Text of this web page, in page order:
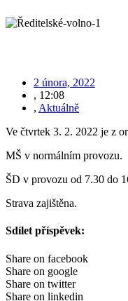
2 února, 2022
, 12:08
, Aktuálně
Ve čtvrtek 3. 2. 2022 je z
MŠ v normálním provozu.
ŠD v provozu od 7.30 do
Strava zajištěna.
Sdílet příspěvek:
Share on facebook
Share on google
Share on twitter
Share on linkedin